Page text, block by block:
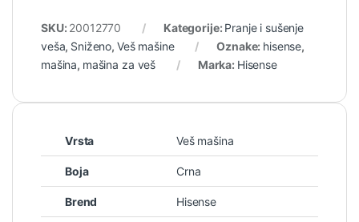
SKU: 20012770 Kategorije: Pranje i sušenje
veša, Sniženo, Veš mašine Oznake: hisense,
mašina, mašina za veš Marka: Hisense
Vrsta Veš mašina
Boja Crna
Brend Hisense